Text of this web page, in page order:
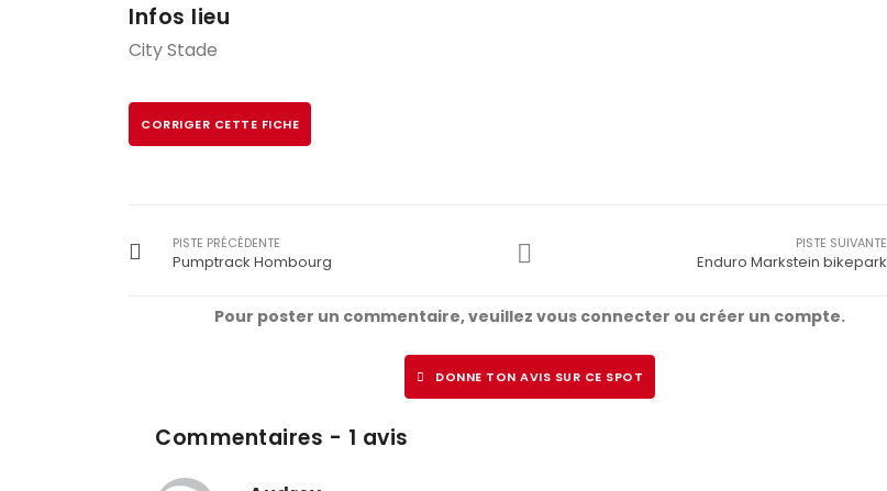
Infos lieu
City Stade
CORRIGER CETTE FICHE
PISTE PRÉCÉDENTE
Pumptrack Hombourg
PISTE SUIVANTE
Enduro Markstein bikepark
Pour poster un commentaire, veuillez vous connecter ou créer un compte.
DONNE TON AVIS SUR CE SPOT
Commentaires - 1 avis